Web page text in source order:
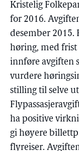
Kristelig
for 2016.
desember 2015.
høring, med frist
innføre avgiften
vurdere
stilling til selve
ha positive
gi høyere
flyreiser.